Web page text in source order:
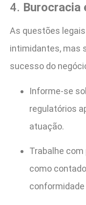
4. Burocracia
As questões
intimidantes, mas
sucesso do
Informe-se
regulatórios
atuação.
Trabalhe
como
conformidade